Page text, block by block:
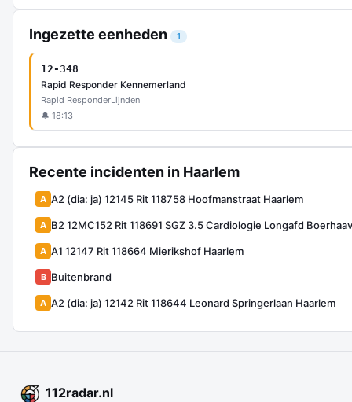
Ingezette eenheden 1
12-348
Rapid Responder Kennemerland
Rapid ResponderLijnden
🔔 18:13
Recente incidenten in Haarlem
A A2 (dia: ja) 12145 Rit 118758 Hoofmanstraat Haarlem
A B2 12MC152 Rit 118691 SGZ 3.5 Cardiologie Longafd
A A1 12147 Rit 118664 Mierikshof Haarlem
B Buitenbrand
A A2 (dia: ja) 12142 Rit 118644 Leonard Springerlaan Haarlem
112radar.nl